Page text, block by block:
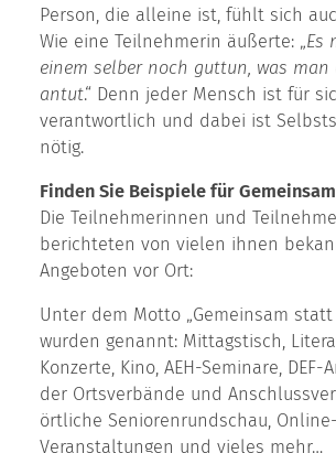
Person, die alleine ist, fühlt sich
Wie eine Teilnehmerin äußerte: „Es
einem selber noch guttun, was man
antut.“ Denn jeder Mensch ist für
verantwortlich und dabei ist
nötig.
Finden Sie Beispiele für
Die Teilnehmerinnen und
berichteten von vielen ihnen
Angeboten vor Ort:
Unter dem Motto „Gemeinsam statt
wurden genannt: Mittagstisch,
Konzerte, Kino, AEH-Seminare, DEF-
der Ortsverbände und
örtliche Seniorenrundschau, Online-
Veranstaltungen und vieles mehr…